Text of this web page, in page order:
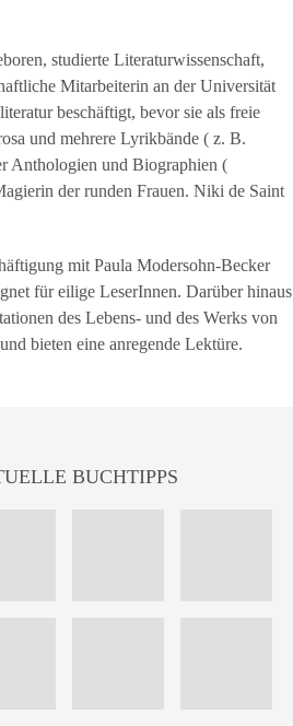
studierte Literaturwissenschaft,
Mitarbeiterin an der Universität
beschäftigt, bevor sie als freie
und mehrere Lyrikbände ( z. B.
Anthologien und Biographien (
der runden Frauen. Niki de Saint
mit Paula Modersohn-Becker
für eilige LeserInnen. Darüber hinaus
des Lebens- und des Werks von
bieten eine anregende Lektüre.
BUCHTIPPS